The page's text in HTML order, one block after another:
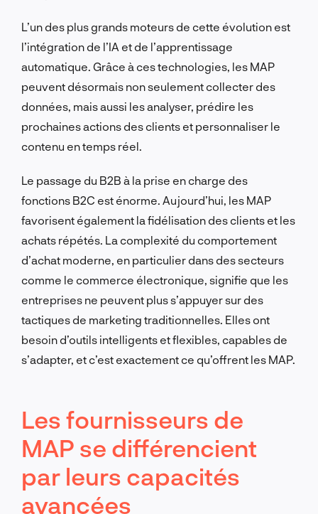
L’un des plus grands moteurs de cette évolution est
l’intégration de l’IA et de l’apprentissage
automatique. Grâce à ces technologies, les MAP
peuvent désormais non seulement collecter des
données, mais aussi les analyser, prédire les
prochaines actions des clients et personnaliser le
contenu en temps réel.
Le passage du B2B à la prise en charge des
fonctions B2C est énorme. Aujourd’hui, les MAP
favorisent également la fidélisation des clients et les
achats répétés. La complexité du comportement
d’achat moderne, en particulier dans des secteurs
comme le commerce électronique, signifie que les
entreprises ne peuvent plus s’appuyer sur des
tactiques de marketing traditionnelles. Elles ont
besoin d’outils intelligents et flexibles, capables de
s’adapter, et c’est exactement ce qu’offrent les MAP.
Les fournisseurs de
MAP se différencient
par leurs capacités
avancées